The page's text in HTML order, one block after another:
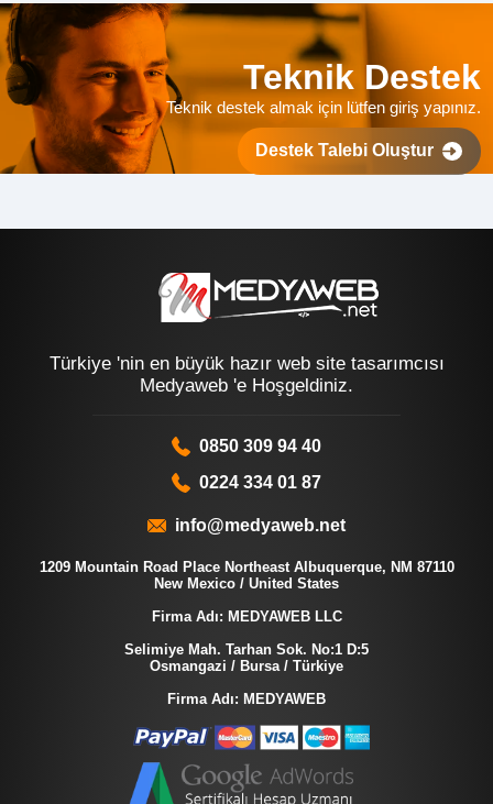
Teknik Destek
Teknik destek almak için lütfen giriş yapınız.
Destek Talebi Oluştur
Türkiye 'nin en büyük hazır web site tasarımcısı
Medyaweb 'e Hoşgeldiniz.
0850 309 94 40
0224 334 01 87
info@medyaweb.net
1209 Mountain Road Place Northeast Albuquerque, NM 87110
New Mexico / United States
Firma Adı: MEDYAWEB LLC
Selimiye Mah. Tarhan Sok. No:1 D:5
Osmangazi / Bursa / Türkiye
Firma Adı: MEDYAWEB